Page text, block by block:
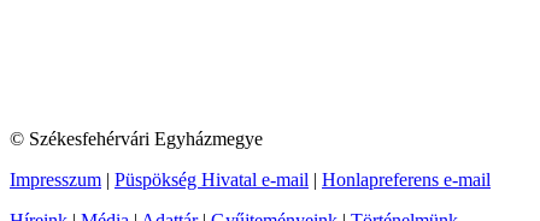
© Székesfehérvári Egyházmegye
Impresszum | Püspökség Hivatal e-mail | Honlapreferens e-mail